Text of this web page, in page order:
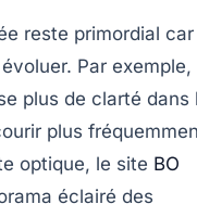
reste primordial car
Par exemple,
plus de clarté dans
plus
optique, le site BO
éclairé des